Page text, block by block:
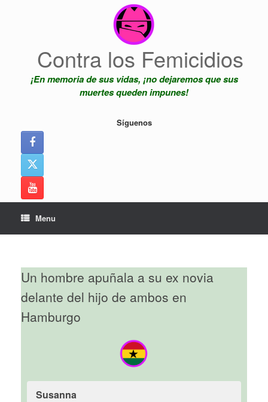
Contra los Femicidios
¡En memoria de sus vidas, ¡no dejaremos que sus
muertes queden impunes!
Síguenos
Menu
Un hombre apuñala a su ex novia
delante del hijo de ambos en
Hamburgo
Susanna